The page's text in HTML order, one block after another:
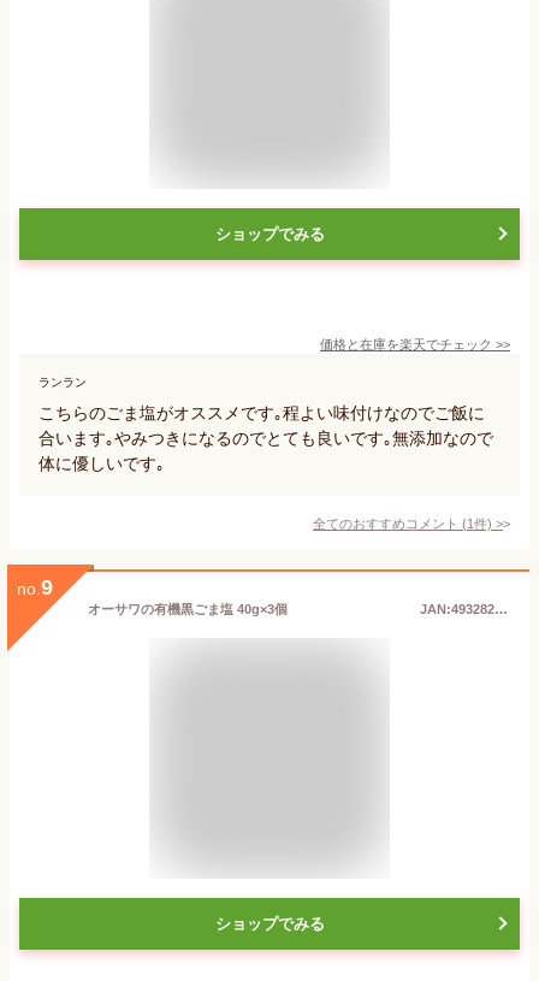
ショップでみる
価格と在庫を楽天でチェック >>
ランラン
こちらのごま塩がオススメです｡程よい味付けなのでご飯に
合います｡やみつきになるのでとても良いです｡無添加なので
体に優しいです｡
全てのおすすめコメント (1件) >
no. 9
オーサワの有機黒ごま塩 40g×3個 JAN:4932828006703
ショップでみる